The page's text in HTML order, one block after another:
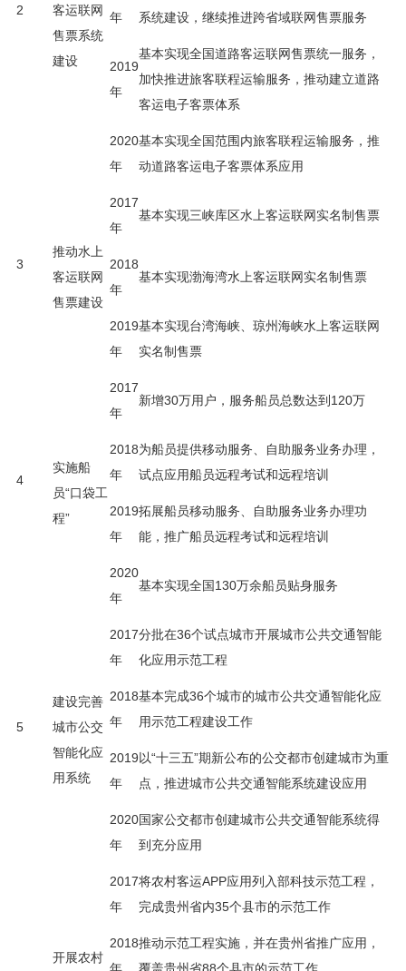
2 客运联网
售票系统
建设
年
系统建设，继续推进跨省域联网售票服务
2019
年
基本实现全国道路客运联网售票统一服务，
加快推进旅客联程运输服务，推动建立道路
客运电子客票体系
2020
年
基本实现全国范围内旅客联程运输服务，推
动道路客运电子客票体系应用
3
推动水上
客运联网
售票建设
2017
年
基本实现三峡库区水上客运联网实名制售票
2018
年
基本实现渤海湾水上客运联网实名制售票
2019
年
基本实现台湾海峡、琼州海峡水上客运联网
实名制售票
4
实施船
员“口袋工
程”
2017
年
新增30万用户，服务船员总数达到120万
2018
年
为船员提供移动服务、自助服务业务办理，
试点应用船员远程考试和远程培训
2019
年
拓展船员移动服务、自助服务业务办理功
能，推广船员远程考试和远程培训
2020
年
基本实现全国130万余船员贴身服务
5
建设完善
城市公交
智能化应
用系统
2017
年
分批在36个试点城市开展城市公共交通智能
化应用示范工程
2018
年
基本完成36个城市的城市公共交通智能化应
用示范工程建设工作
2019
年
以“十三五”期新公布的公交都市创建城市为重
点，推进城市公共交通智能系统建设应用
2020
年
国家公交都市创建城市公共交通智能系统得
到充分应用
开展农村
2017
年
将农村客运APP应用列入部科技示范工程，
完成贵州省内35个县市的示范工作
2018推动示范工程实施，并在贵州省推广应用，